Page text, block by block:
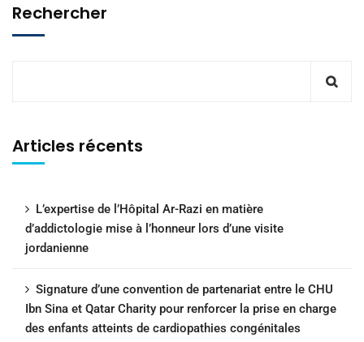
Rechercher
Articles récents
L’expertise de l’Hôpital Ar-Razi en matière
d’addictologie mise à l’honneur lors d’une visite
jordanienne
Signature d’une convention de partenariat entre le CHU
Ibn Sina et Qatar Charity pour renforcer la prise en charge
des enfants atteints de cardiopathies congénitales